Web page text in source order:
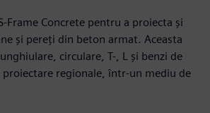
Frame Concrete pentru a proiecta și
și pereți din beton armat. Aceasta
circulare, T-, L și benzi de
proiectare regionale, într-un mediu de